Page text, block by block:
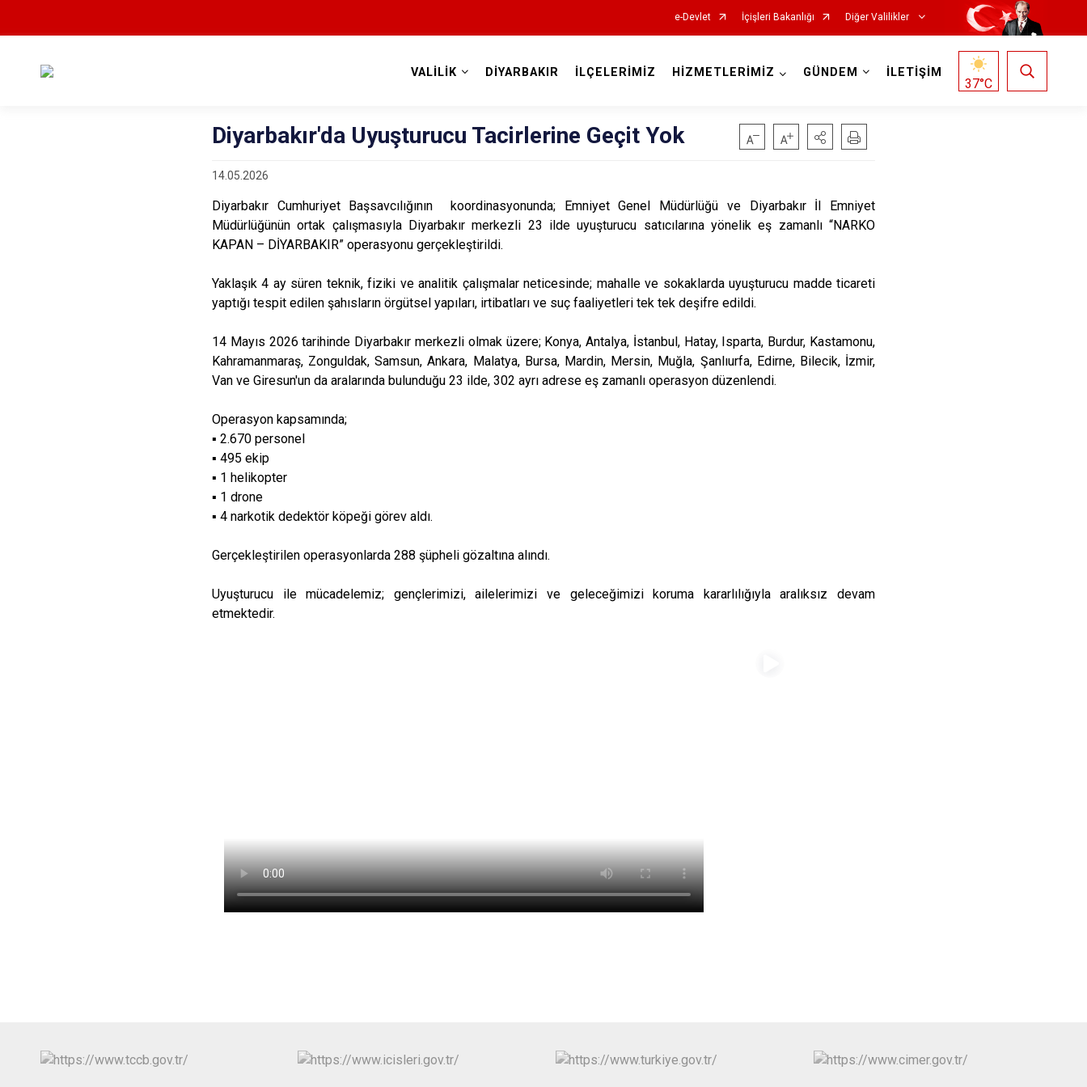
e-Devlet İçişleri Bakanlığı Diğer Valilikler
VALİLİK DİYARBAKIR İLÇELERİMİZ HİZMETLERİMİZ GÜNDEM İLETİŞİM
37°C
Diyarbakır'da Uyuşturucu Tacirlerine Geçit Yok
14.05.2026
Diyarbakır Cumhuriyet Başsavcılığının koordinasyonunda; Emniyet Genel Müdürlüğü ve Diyarbakır İl Emniyet
Müdürlüğünün ortak çalışmasıyla Diyarbakır merkezli 23 ilde uyuşturucu satıcılarına yönelik eş zamanlı “NARKO
KAPAN – DİYARBAKIR” operasyonu gerçekleştirildi.
Yaklaşık 4 ay süren teknik, fiziki ve analitik çalışmalar neticesinde; mahalle ve sokaklarda uyuşturucu madde ticareti
yaptığı tespit edilen şahısların örgütsel yapıları, irtibatları ve suç faaliyetleri tek tek deşifre edildi.
14 Mayıs 2026 tarihinde Diyarbakır merkezli olmak üzere; Konya, Antalya, İstanbul, Hatay, Isparta, Burdur, Kastamonu,
Kahramanmaraş, Zonguldak, Samsun, Ankara, Malatya, Bursa, Mardin, Mersin, Muğla, Şanlıurfa, Edirne, Bilecik, İzmir,
Van ve Giresun'un da aralarında bulunduğu 23 ilde, 302 ayrı adrese eş zamanlı operasyon düzenlendi.
Operasyon kapsamında;
▪️ 2.670 personel
▪️ 495 ekip
▪️ 1 helikopter
▪️ 1 drone
▪️ 4 narkotik dedektör köpeği görev aldı.
Gerçekleştirilen operasyonlarda 288 şüpheli gözaltına alındı.
Uyuşturucu ile mücadelemiz; gençlerimizi, ailelerimizi ve geleceğimizi koruma kararlılığıyla aralıksız devam
etmektedir.